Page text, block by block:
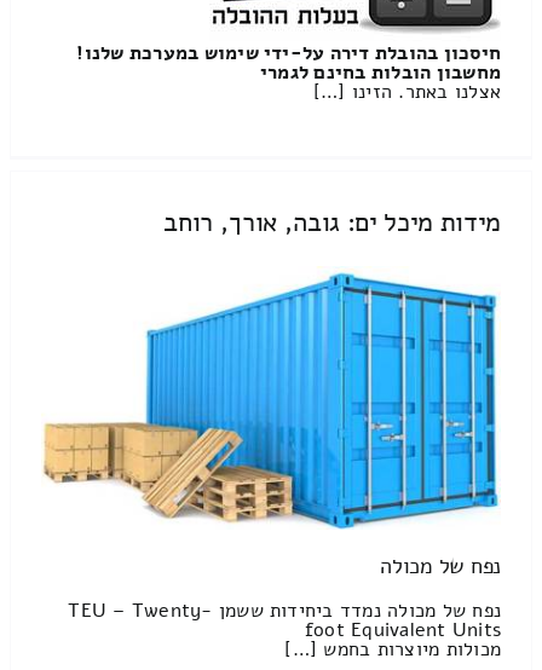
חיסכון בהובלת דירה על-ידי שימוש במערכת שלנו!
מחשבון הובלות בחינם לגמרי
אצלנו באתר. הזינו […]
מידות מיכל ים: גובה, אורך, רוחב
נפח של מכולה
נפח של מכולה נמדד ביחידות ששמן TEU – Twenty-
foot Equivalent Units
מכולות מיוצרות בחמש […]